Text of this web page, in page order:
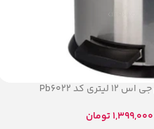
1,399,000 تومان